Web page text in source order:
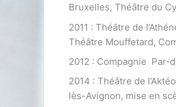
Bruxelles, Théâtre du
2011 : Théâtre de
Théâtre Mouffetard,
2012 : Compagnie Par-
2014 : Théâtre de
lès-Avignon, mise en